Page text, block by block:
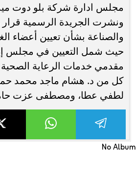
مجلس ادارة شركة بلو دوت
ونشرت الجريدة الرسمية قرار
والصناعة بشأن تعيين أعضاء
حيث شمل التعيين في مجلس
مقدمي خدمات الرعاية
كل من د. هشام ماجد محمد
لطفي عطا، ومصطفى عزت
No Album